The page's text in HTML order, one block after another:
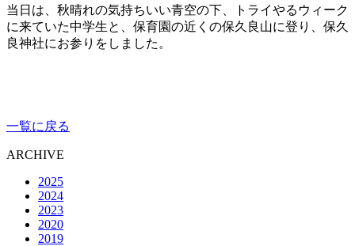
当日は、秋晴れの気持ちいい青空の下、トライやるウィーク
に来ていた中学生と、保育園の近くの保久良山に登り、保久
良神社にお参りをしました。
一覧に戻る
ARCHIVE
2025
2024
2023
2020
2019